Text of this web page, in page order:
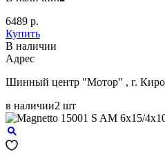
6489 р.
Купить
В наличии
Aдрес
Шинный центр "Мотор" , г.
в наличии2 шт